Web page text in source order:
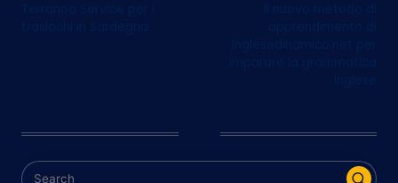
navigation
Terranoa Service per i
traslochi in Sardegna
Il nuovo metodo di
apprendimento di
Inglesedinamico.net per
imparare la grammatica
inglese
Cerca